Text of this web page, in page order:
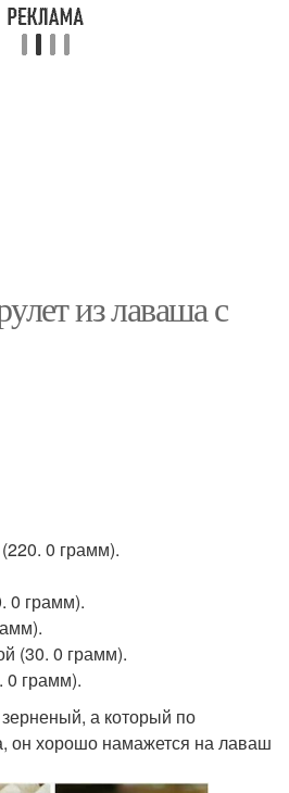
из лаваша с
0 грамм).
0 грамм).
(30. 0 грамм).
грамм).
а который по
он хорошо намажется на лаваш